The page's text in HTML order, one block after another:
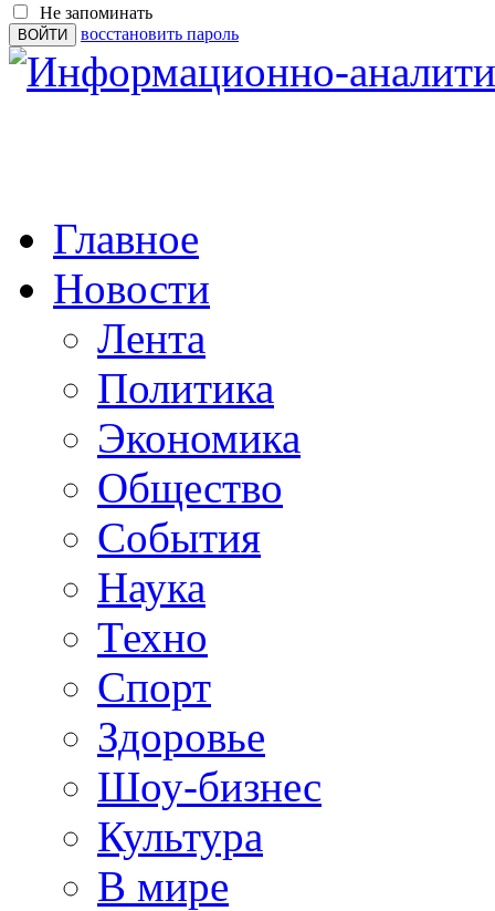
Не запоминать
восстановить пароль
Главное
Новости
Лента
Политика
Экономика
Общество
События
Наука
Техно
Спорт
Здоровье
Шоу-бизнес
Культура
В мире